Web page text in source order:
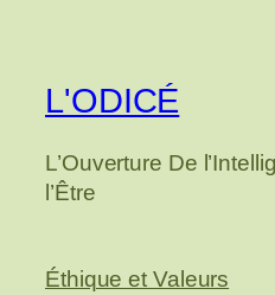
L'ODICÉ
L’Ouverture De
l’Être
Éthique et Valeurs